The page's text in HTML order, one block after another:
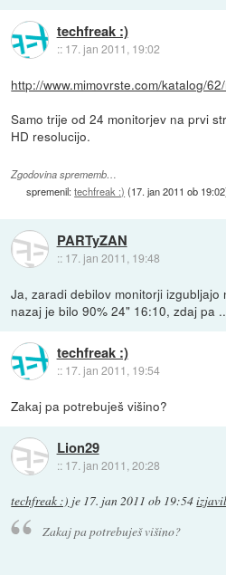
techfreak :)
:: 17. jan 2011, 19:02
http://www.mimovrste.com/katalog/
Samo trije od 24 monitorjev na prvi
HD resolucijo.
Zgodovina sprememb…
spremenil:techfreak :) (17. jan 2011 ob 19:02
PARTyZAN
:: 17. jan 2011, 19:48
Ja, zaradi debilov monitorji
nazaj je bilo 90% 24" 16:10, zdaj pa
techfreak :)
:: 17. jan 2011, 19:54
Zakaj pa potrebuješ višino?
Lion29
:: 17. jan 2011, 20:28
techfreak :) je 17. jan 2011 ob 19:54
Zakaj pa potrebuješ višino?